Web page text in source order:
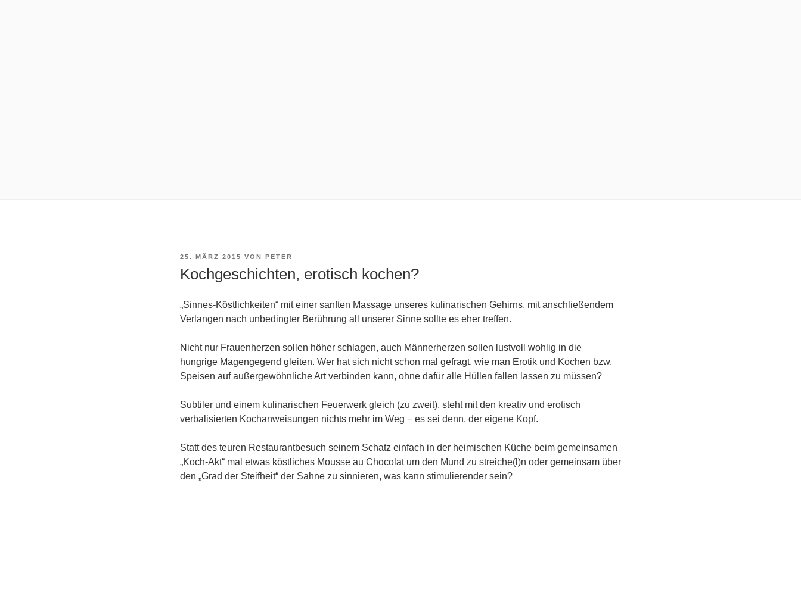
VERÖFFENTLICHT
25. MÄRZ 2015 VON PETER
Kochgeschichten, erotisch kochen?
„Sinnes-Köstlichkeiten“ mit einer sanften Massage unseres kulinarischen Gehirns, mit anschließendem
Verlangen nach unbedingter Berührung all unserer Sinne sollte es eher treffen.
Nicht nur Frauenherzen sollen höher schlagen, auch Männerherzen sollen lustvoll wohlig in die
hungrige Magengegend gleiten. Wer hat sich nicht schon mal gefragt, wie man Erotik und Kochen bzw.
Speisen auf außergewöhnliche Art verbinden kann, ohne dafür alle Hüllen fallen lassen zu müssen?
Subtiler und einem kulinarischen Feuerwerk gleich (zu zweit), steht mit den kreativ und erotisch
verbalisierten Kochanweisungen nichts mehr im Weg − es sei denn, der eigene Kopf.
Statt des teuren Restaurantbesuch seinem Schatz einfach in der heimischen Küche beim gemeinsamen
„Koch-Akt“ mal etwas köstliches Mousse au Chocolat um den Mund zu streiche(l)n oder gemeinsam über
den „Grad der Steifheit“ der Sahne zu sinnieren, was kann stimulierender sein?